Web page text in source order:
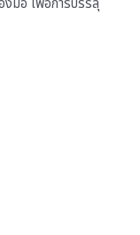
งมือ เพื่อการบรรลุ